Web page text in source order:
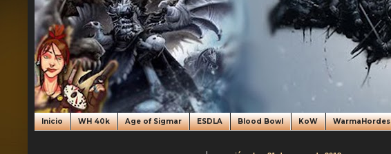
Inicio WH 40k Age of Sigmar ESDLA Blood Bowl KoW WarmaHordes